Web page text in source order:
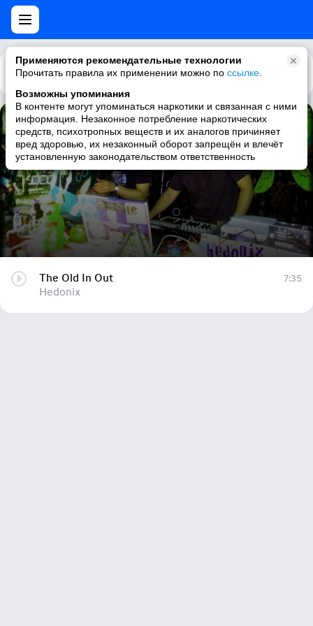
Применяются рекомендательные технологии
Прочитать правила их применении можно по ссылке
Возможны упоминания
В контенте могут упоминаться наркотики и связанная с ними
информация. Незаконное потребление наркотических
средств, психотропных веществ и их аналогов причиняет
вред здоровью, их незаконный оборот запрещён и влечёт
установленную законодательством ответственность
Каталог Рекомендации
The Old In Out
Hedonix
The Old In Out
Hedonix
7:35